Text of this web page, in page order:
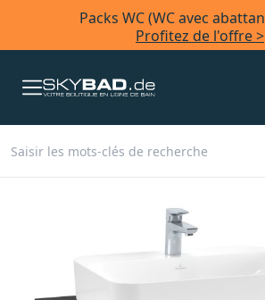
Packs WC (WC avec
Profitez de l'offre >